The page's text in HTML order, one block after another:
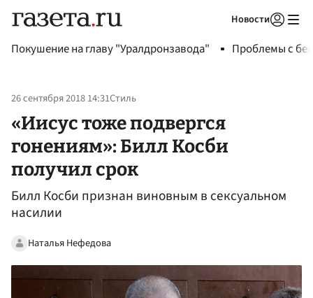
Новости
Покушение на главу "Уралдронзавода" Проблемы с
26 сентября 2018 14:31Стиль
«Иисус тоже подвергся
гонениям»: Билл Косби
получил срок
Билл Косби признан виновным в сексуальном
насилии
Наталья Нефедова